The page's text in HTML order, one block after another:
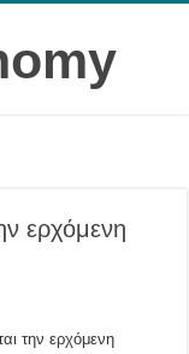
ερχόμενη
την ερχόμενη